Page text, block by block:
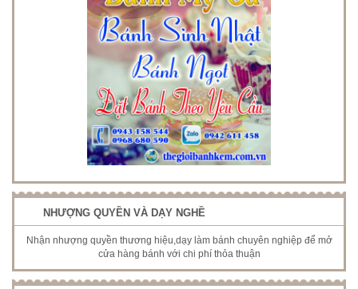
NHƯỢNG QUYỀN VÀ DẠY NGHỀ
Nhận nhượng quyền thương hiệu,dạy làm bánh chuyên nghiệp để mở
cửa hàng bánh với chi phí thỏa thuận